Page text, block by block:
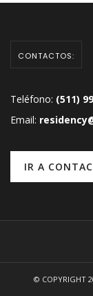
CONTACTOS:
Teléfono: (511)
Email:
IR A
© COPYRIGHT